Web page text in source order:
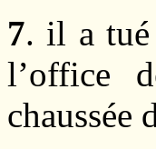
7. il a
l’office
chaussée